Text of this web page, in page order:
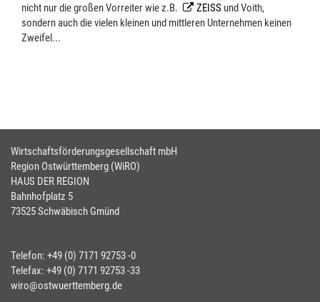
nicht nur die großen Vorreiter wie z.B.
ZEISS und Voith,
sondern auch die vielen kleinen und mittleren Unternehmen keinen
Zweifel...
Wirtschaftsförderungsgesellschaft mbH
Region Ostwürttemberg (WiRO)
HAUS DER REGION
Bahnhofplatz 5
73525 Schwäbisch Gmünd
Telefon: +49 (0) 7171 92753 -0
Telefax: +49 (0) 7171 92753 -33
wiro@ostwuerttemberg.de